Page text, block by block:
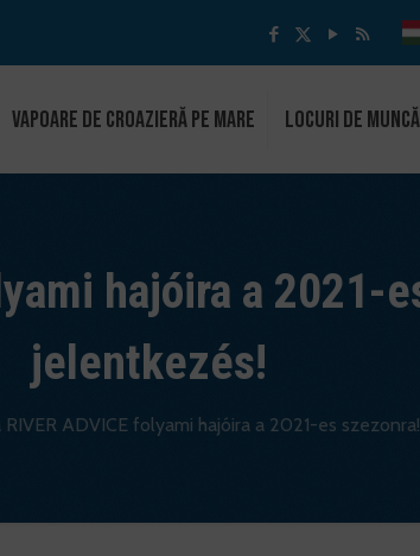
Vapoare de croazieră pe mare Locuri de
hajóira a 2021-
jelentkezés!
RIVER ADVICE folyami hajóira a 2021-es